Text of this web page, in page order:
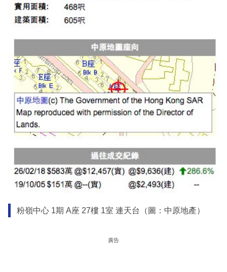
粉嶺中心 1期 A座 27樓 1室 連天台（圖：中原地產）
廣告